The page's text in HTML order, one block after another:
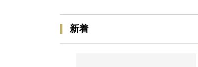
新着